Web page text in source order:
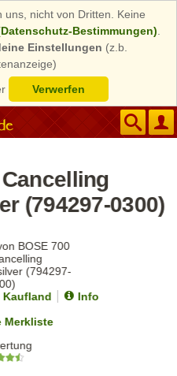
uns, nicht von Dritten. Keine
Bestimmungen)
Einstellungen (z.b.
Verwerfen
(794297-0300)
Info
Merkliste